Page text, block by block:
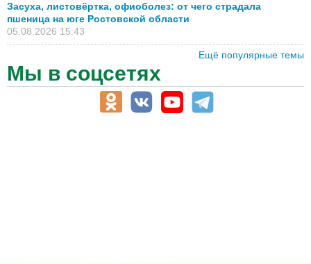
Засуха, листовёртка, офиоболез: от чего страдала
пшеница на юге Ростовской области
05.08.2026 15:43
Ещё популярные темы
Мы в соцсетях